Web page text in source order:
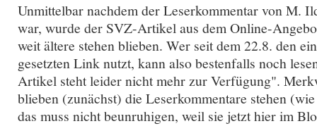
Unmittelbar nachdem der Leserkommentar von M.
war, wurde der SVZ-Artikel aus dem Online-
weit ältere stehen blieben. Wer seit dem 22.8. den
gesetzten Link nutzt, kann also bestenfalls noch
Artikel steht leider nicht mehr zur Verfügung".
blieben (zunächst) die Leserkommentare stehen
das muss nicht beunruhigen, weil sie jetzt hier im